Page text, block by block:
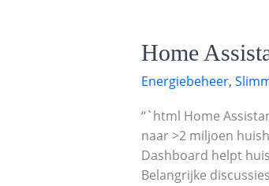
Home
Energiebeheer,
“`html Home
naar >2 miljoen
Dashboard helpt
Belangrijke
Home
Assistant
in
De
Slimme
Revolutie